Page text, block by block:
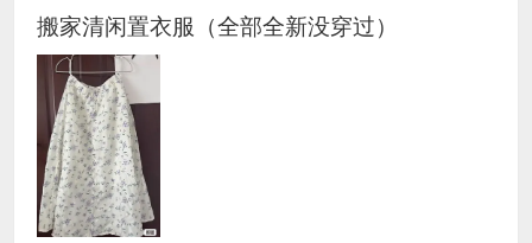
搬家清闲置衣服（全部全新没穿过）